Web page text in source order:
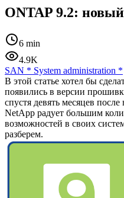
ONTAP 9.2:
6 min
4.9K
SAN * System administration *
В этой статье хотел бы
появились в версии
спустя девять месяцев после
NetApp радует большим
возможностей в своих
разберем.